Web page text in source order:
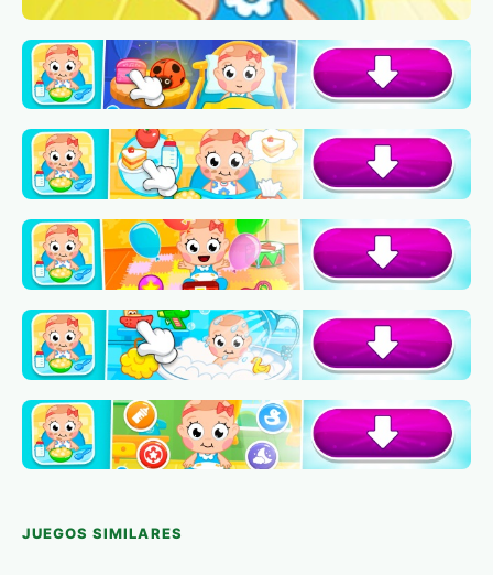
JUEGOS SIMILARES